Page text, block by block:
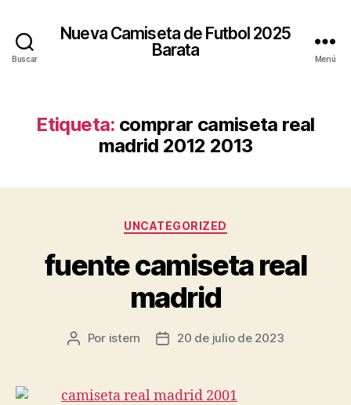
Buscar
Nueva Camiseta de Futbol 2025
Barata
Menú
Etiqueta: comprar camiseta real
madrid 2012 2013
Categorías
UNCATEGORIZED
fuente camiseta real
madrid
Autor
entrada
Por istern
Fecha
entrada
20 de julio de 2023